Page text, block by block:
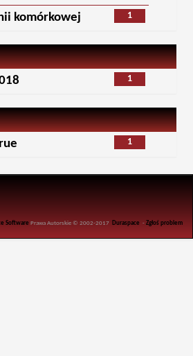
1
komórkowej
1
1
Software Prawa Autorskie © 2002-2017 Duraspace -Zgłoś problem